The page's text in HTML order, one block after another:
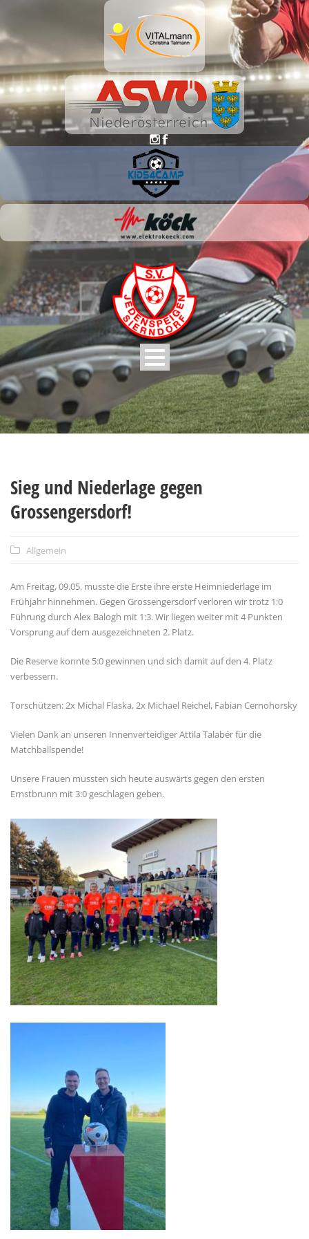
Sieg und Niederlage gegen
Grossengersdorf!
Allgemein
Am Freitag, 09.05. musste die Erste ihre erste Heimniederlage im
Frühjahr hinnehmen. Gegen Grossengersdorf verloren wir trotz 1:0
Führung durch Alex Balogh mit 1:3. Wir liegen weiter mit 4 Punkten
Vorsprung auf dem ausgezeichneten 2. Platz.
Die Reserve konnte 5:0 gewinnen und sich damit auf den 4. Platz
verbessern.
Torschützen: 2x Michal Flaska, 2x Michael Reichel, Fabian Cernohorsky
Vielen Dank an unseren Innenverteidiger Attila Talabér für die
Matchballspende!
Unsere Frauen mussten sich heute auswärts gegen den ersten
Ernstbrunn mit 3:0 geschlagen geben.